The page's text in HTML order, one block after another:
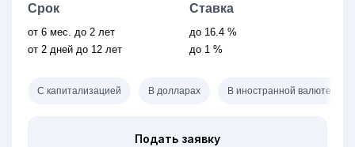
Срок
от 6 мес. до 2 лет
от 2 дней до 12 лет
Ставка
до 16.4 %
до 1 %
Подать заявку
С капитализацией В долларах В иностранной валюте